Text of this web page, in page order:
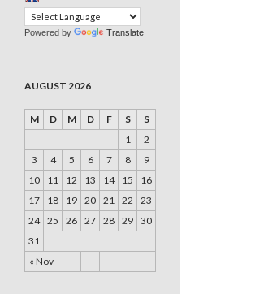
Powered by Translate
AUGUST 2026
M D M D F S S
« Nov
1
2
3
4 5 6 7 8
9
10
11 12 13 14 15
16
17
18 19 20 21 22
23
24 25 26 27 28 29 30
31